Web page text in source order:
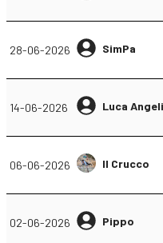
28-06-2026 SimPa
14-06-2026 Luca
06-06-2026 Il Crucco
02-06-2026 Pippo